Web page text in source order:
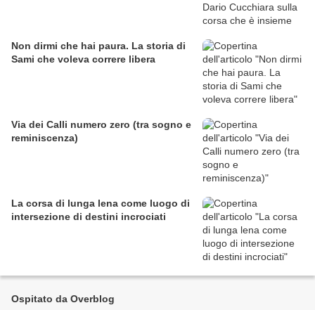
Non dirmi che hai paura. La storia di
Sami che voleva correre libera
Via dei Calli numero zero (tra sogno e
reminiscenza)
La corsa di lunga lena come luogo di
intersezione di destini incrociati
Ospitato da Overblog